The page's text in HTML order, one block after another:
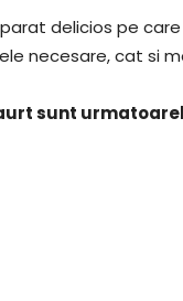
delicios pe
necesare, cat si
sunt